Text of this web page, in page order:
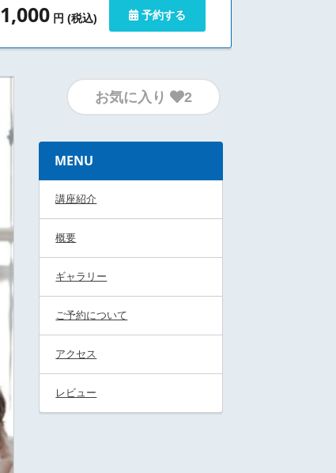
予約する
1,000 円 (税込)
お気に入り 2
MENU
講座紹介
概要
ギャラリー
ご予約について
アクセス
レビュー